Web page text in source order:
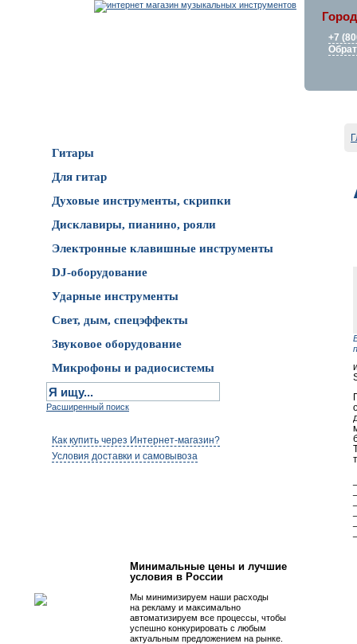
+7
Гитары
Для гитар
Духовые инструменты, скрипки
Дисклавиры, пианино, рояли
Электронные клавишные инструменты
DJ-оборудование
Ударные инструменты
Свет, дым, спецэффекты
Звуковое оборудование
Микрофоны и радиосистемы
Расширенный поиск
Как купить через Интернет-магазин?
Условия доставки и самовывоза
Минимальные цены и лучшие
условия в России
Мы минимизируем наши расходы
на рекламу и максимально
автоматизируем все процессы, чтобы
успешно конкурировать с любым
актуальным предложением на рынке.